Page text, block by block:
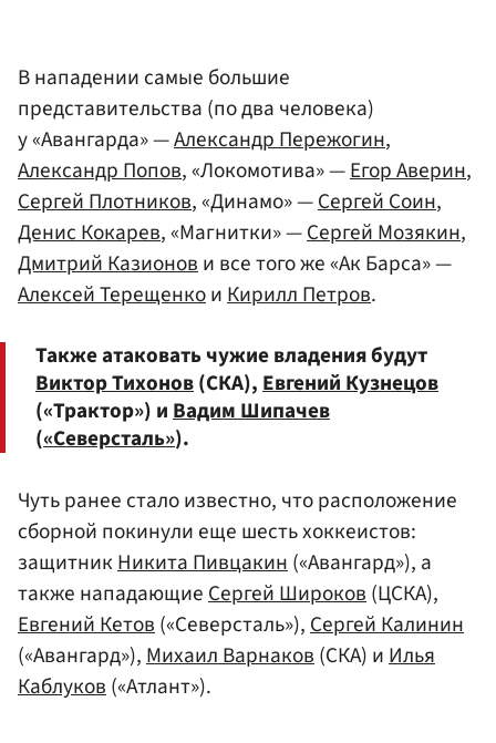
В нападении самые большие
представительства (по два человека)
у «Авангарда» —Александр Пережогин,
Александр Попов, «Локомотива» —Егор Аверин,
Сергей Плотников, «Динамо» —Сергей Соин,
Денис Кокарев, «Магнитки» —Сергей Мозякин,
Дмитрий Казионови все того же «Ак Барса» —
Алексей ТерещенкоиКирилл Петров.
Также атаковать чужие владения будут
Виктор Тихонов(СКА),Евгений Кузнецов
(«Трактор») иВадим Шипачев
(«Северсталь»).
Чуть ранее стало известно, что расположение
сборной покинули еще шесть хоккеистов:
защитникНикита Пивцакин(«Авангард»), а
также нападающиеСергей Широков(ЦСКА),
Евгений Кетов(«Северсталь»),Сергей Калинин
(«Авангард»),Михаил Варнаков(СКА) иИлья
Каблуков(«Атлант»).